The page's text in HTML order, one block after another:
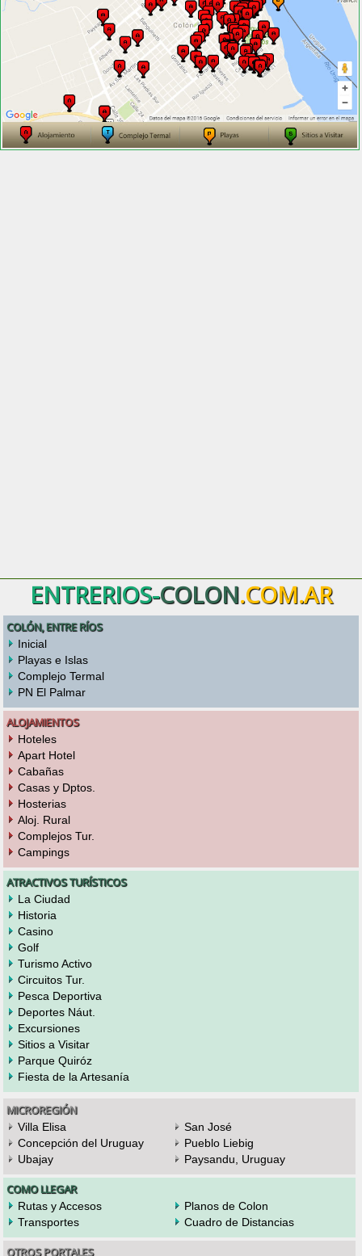
ENTRERIOS-COLON.COM.AR
COLÓN, ENTRE RÍOS
Inicial
Playas e Islas
Complejo Termal
PN El Palmar
ALOJAMIENTOS
Hoteles
Apart Hotel
Cabañas
Casas y Dptos.
Hosterias
Aloj. Rural
Complejos Tur.
Campings
ATRACTIVOS TURÍSTICOS
La Ciudad
Historia
Casino
Golf
Turismo Activo
Circuitos Tur.
Pesca Deportiva
Deportes Náut.
Excursiones
Sitios a Visitar
Parque Quiróz
Fiesta de la Artesanía
MICROREGIÓN
Villa Elisa
San José
Concepción del Uruguay
Pueblo Liebig
Ubajay
Paysandu, Uruguay
COMO LLEGAR
Rutas y Accesos
Planos de Colon
Transportes
Cuadro de Distancias
OTROS PORTALES